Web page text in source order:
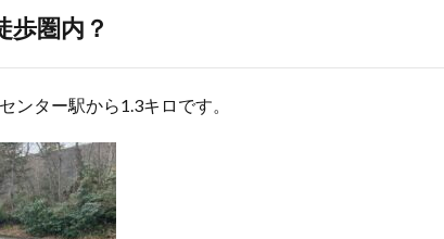
歩圏内？
ンター駅から1.3キロです。